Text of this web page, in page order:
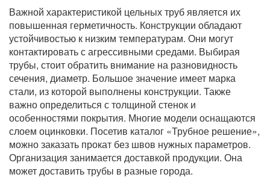
Важной характеристикой цельных труб является их
повышенная герметичность. Конструкции обладают
устойчивостью к низким температурам. Они могут
контактировать с агрессивными средами. Выбирая
трубы, стоит обратить внимание на разновидность
сечения, диаметр. Большое значение имеет марка
стали, из которой выполнены конструкции. Также
важно определиться с толщиной стенок и
особенностями покрытия. Многие модели оснащаются
слоем оцинковки. Посетив каталог «Трубное решение»,
можно заказать прокат без швов нужных параметров.
Организация занимается доставкой продукции. Она
может доставить трубы в разные города.